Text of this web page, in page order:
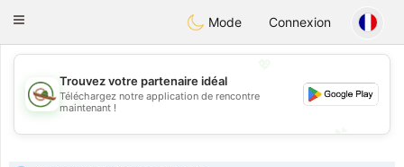
MexicoCitas
Toggle
Mode Connexion
💖
💕
Trouvez votre partenaire idéal
Téléchargez notre application de rencontre
maintenant !